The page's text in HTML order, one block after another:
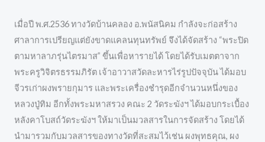
เมื่อปี พ.ศ.2536 ทางวัดบ้านคลอง อ.พนัสนิคม กำลังจะก่อสร้าง
ศาลาการเปรียญแต่ยังขาดแคลนทุนทรัพย์ จึงได้จัดสร้าง “พระปิด
ตามหาลาภรุ่นไตรมาส” ขึ้นเพื่อหารายได้ โดยได้รับเมตตาจาก
พระครูวิจิตรธรรมภิรัต เจ้าอาวาสวัดละหารไร่รูปปัจจุบัน ได้มอบ
จีวรเก่าผงพรายกุมาร และพระเครื่องชำรุดอีกจำนวนหนึ่งของ
หลวงปู่ทิม อีกทั้งพระมหาสรวง คณะ 2 วัดระฆังฯ ได้มอบกระเบื้อง
หลังคาโบสถ์วัดระฆังฯ ให้มาเป็นมวลสารในการจัดสร้าง โดยได้
นำมารวมกับมวลสารของทางวัดที่สะสมไว้เช่น ผงพุทธคุณ, ผง